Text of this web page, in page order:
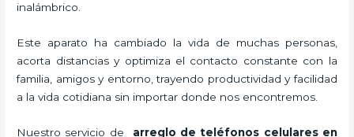
inalámbrico.
Este aparato ha cambiado la vida de muchas personas,
acorta distancias y optimiza el contacto constante con la
familia, amigos y entorno, trayendo productividad y facilidad
a la vida cotidiana sin importar donde nos encontremos.
Nuestro servicio de arreglo de teléfonos celulares en